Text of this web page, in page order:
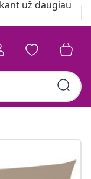
už daugiau